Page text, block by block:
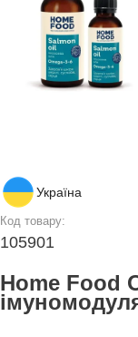
Україна
Код товару:
105901
Home Food